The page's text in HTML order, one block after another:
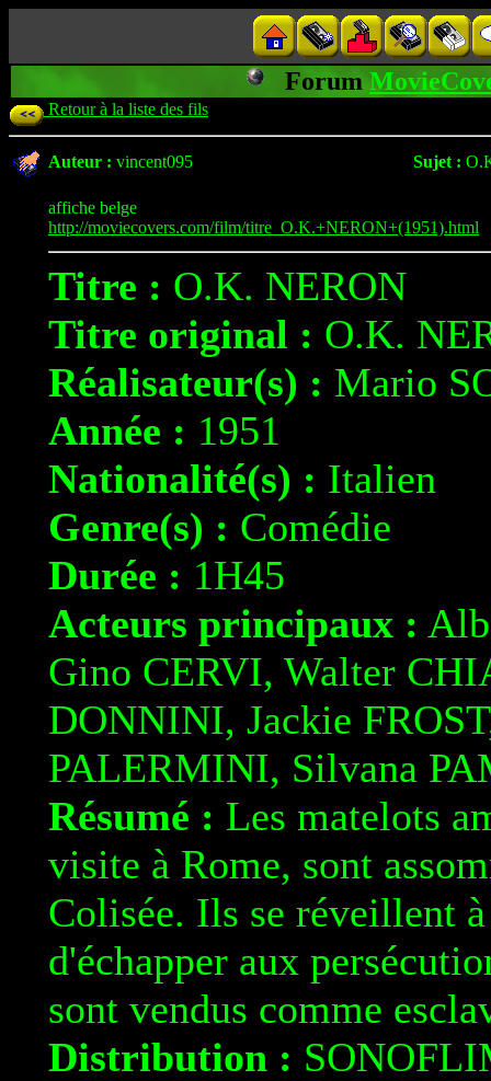
Forum
Retour à la liste des fils
Auteur : vincent095 Sujet :
affiche belge
http://moviecovers.com/film/titre_O.K.+NERON+(1951).html
Titre : O.K. NERON
Titre original : O.K.
Réalisateur(s) : Mario
Année : 1951
Nationalité(s) : Italien
Genre(s) : Comédie
Durée : 1H45
Acteurs principaux :
Gino CERVI, Walter
DONNINI, Jackie
PALERMINI, Silvana
Résumé : Les matelots
visite à Rome, sont
Colisée. Ils se réveillent
d'échapper aux
sont vendus comme
Distribution :